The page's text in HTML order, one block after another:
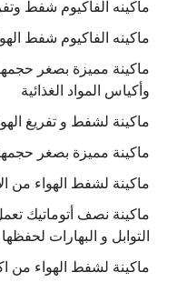
ماكينه الفاكيوم شفط
ماكينه الفاكيوم شفط
ماكينة مميزة بصغر
وأكياس المواد الغذائية
ماكينة لشفط و تفريغ
ماكينة مميزة بصغر
ماكينة لشفط الهواء من
ماكينة نصف أتوماتيك
التوابل و البهارات
ماكينة لشفط الهواء من